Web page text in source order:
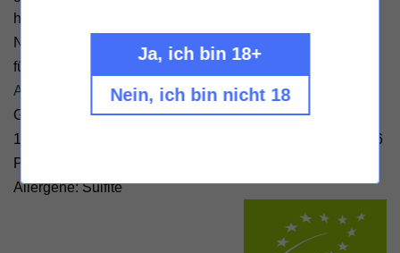
hier für knochentrockenen Abgang mit fokussiertem
Nachhall. Verleitet schamlos zum Weitertrinken. Potenzial
für Jahre.“ (Thomas Schabl, Diplom Sommelier)
Alle Weine vom Weingut Gross
Geschmack: trocken - Füllmenge: 750ml - Alkoholgehalt
12,5% Vol. - Hersteller: Vino Gross d.o.o., Gorca 043, 2286
Podlehnik, Slowenien -
Allergene: Sulfite
Ja, ich bin 18+
Nein, ich bin nicht 18